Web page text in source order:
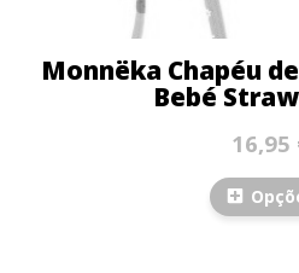
Monnëka Chapéu
Bebé
16,95